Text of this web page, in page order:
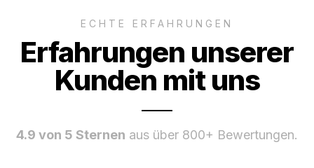
ECHTE ERFAHRUNGEN
Erfahrungen unserer
Kunden mit uns
4.9 von 5 Sternen aus über 800+ Bewertungen.